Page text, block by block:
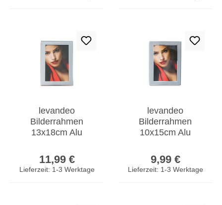
levandeo
Bilderrahmen
13x18cm Alu
Fotorahmen
Portrait Glas
11,99 €
Lieferzeit: 1-3 Werktage
levandeo
Bilderrahmen
10x15cm Alu
Fotorahmen
Portrait Glas
9,99 €
Lieferzeit: 1-3 Werktage